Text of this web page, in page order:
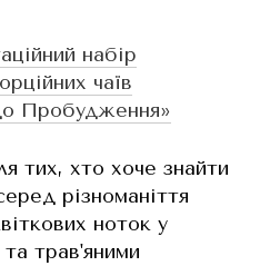
набір
чаїв
Пробудження»
тих, хто хоче знайти
різноманіття
ноток у
трав'яними